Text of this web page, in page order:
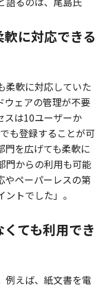
に対応できる
柔軟に対応していた
ウェアの管理が不要
スは10ユーザーか
も登録することが可
門を広げても柔軟に
門からの利用も可能
やペーパーレスの第
トでした」。
ても利用でき
例えば、紙文書を電